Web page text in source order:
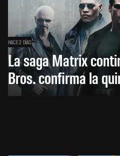
HACE 2 DÍAS
La saga Matrix
Bros. confirma la